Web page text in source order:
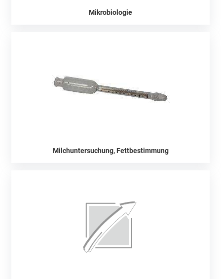
Mikrobiologie
Milchuntersuchung, Fettbestimmung